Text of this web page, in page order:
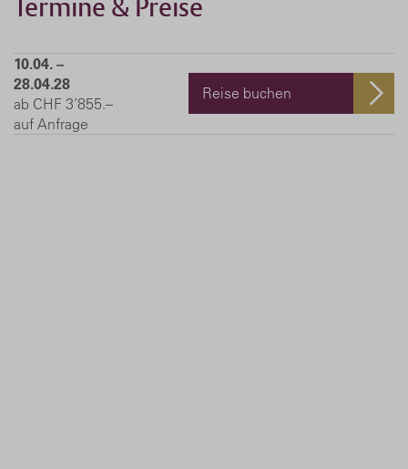
Termine & Preise
10.04. –
28.04.28
ab CHF 3’855.–
auf Anfrage
Reise buchen